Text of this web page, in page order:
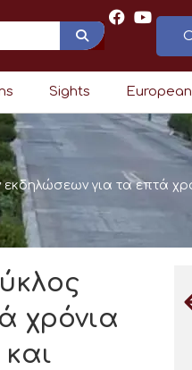
Sights
για τα επτά
χρόνια